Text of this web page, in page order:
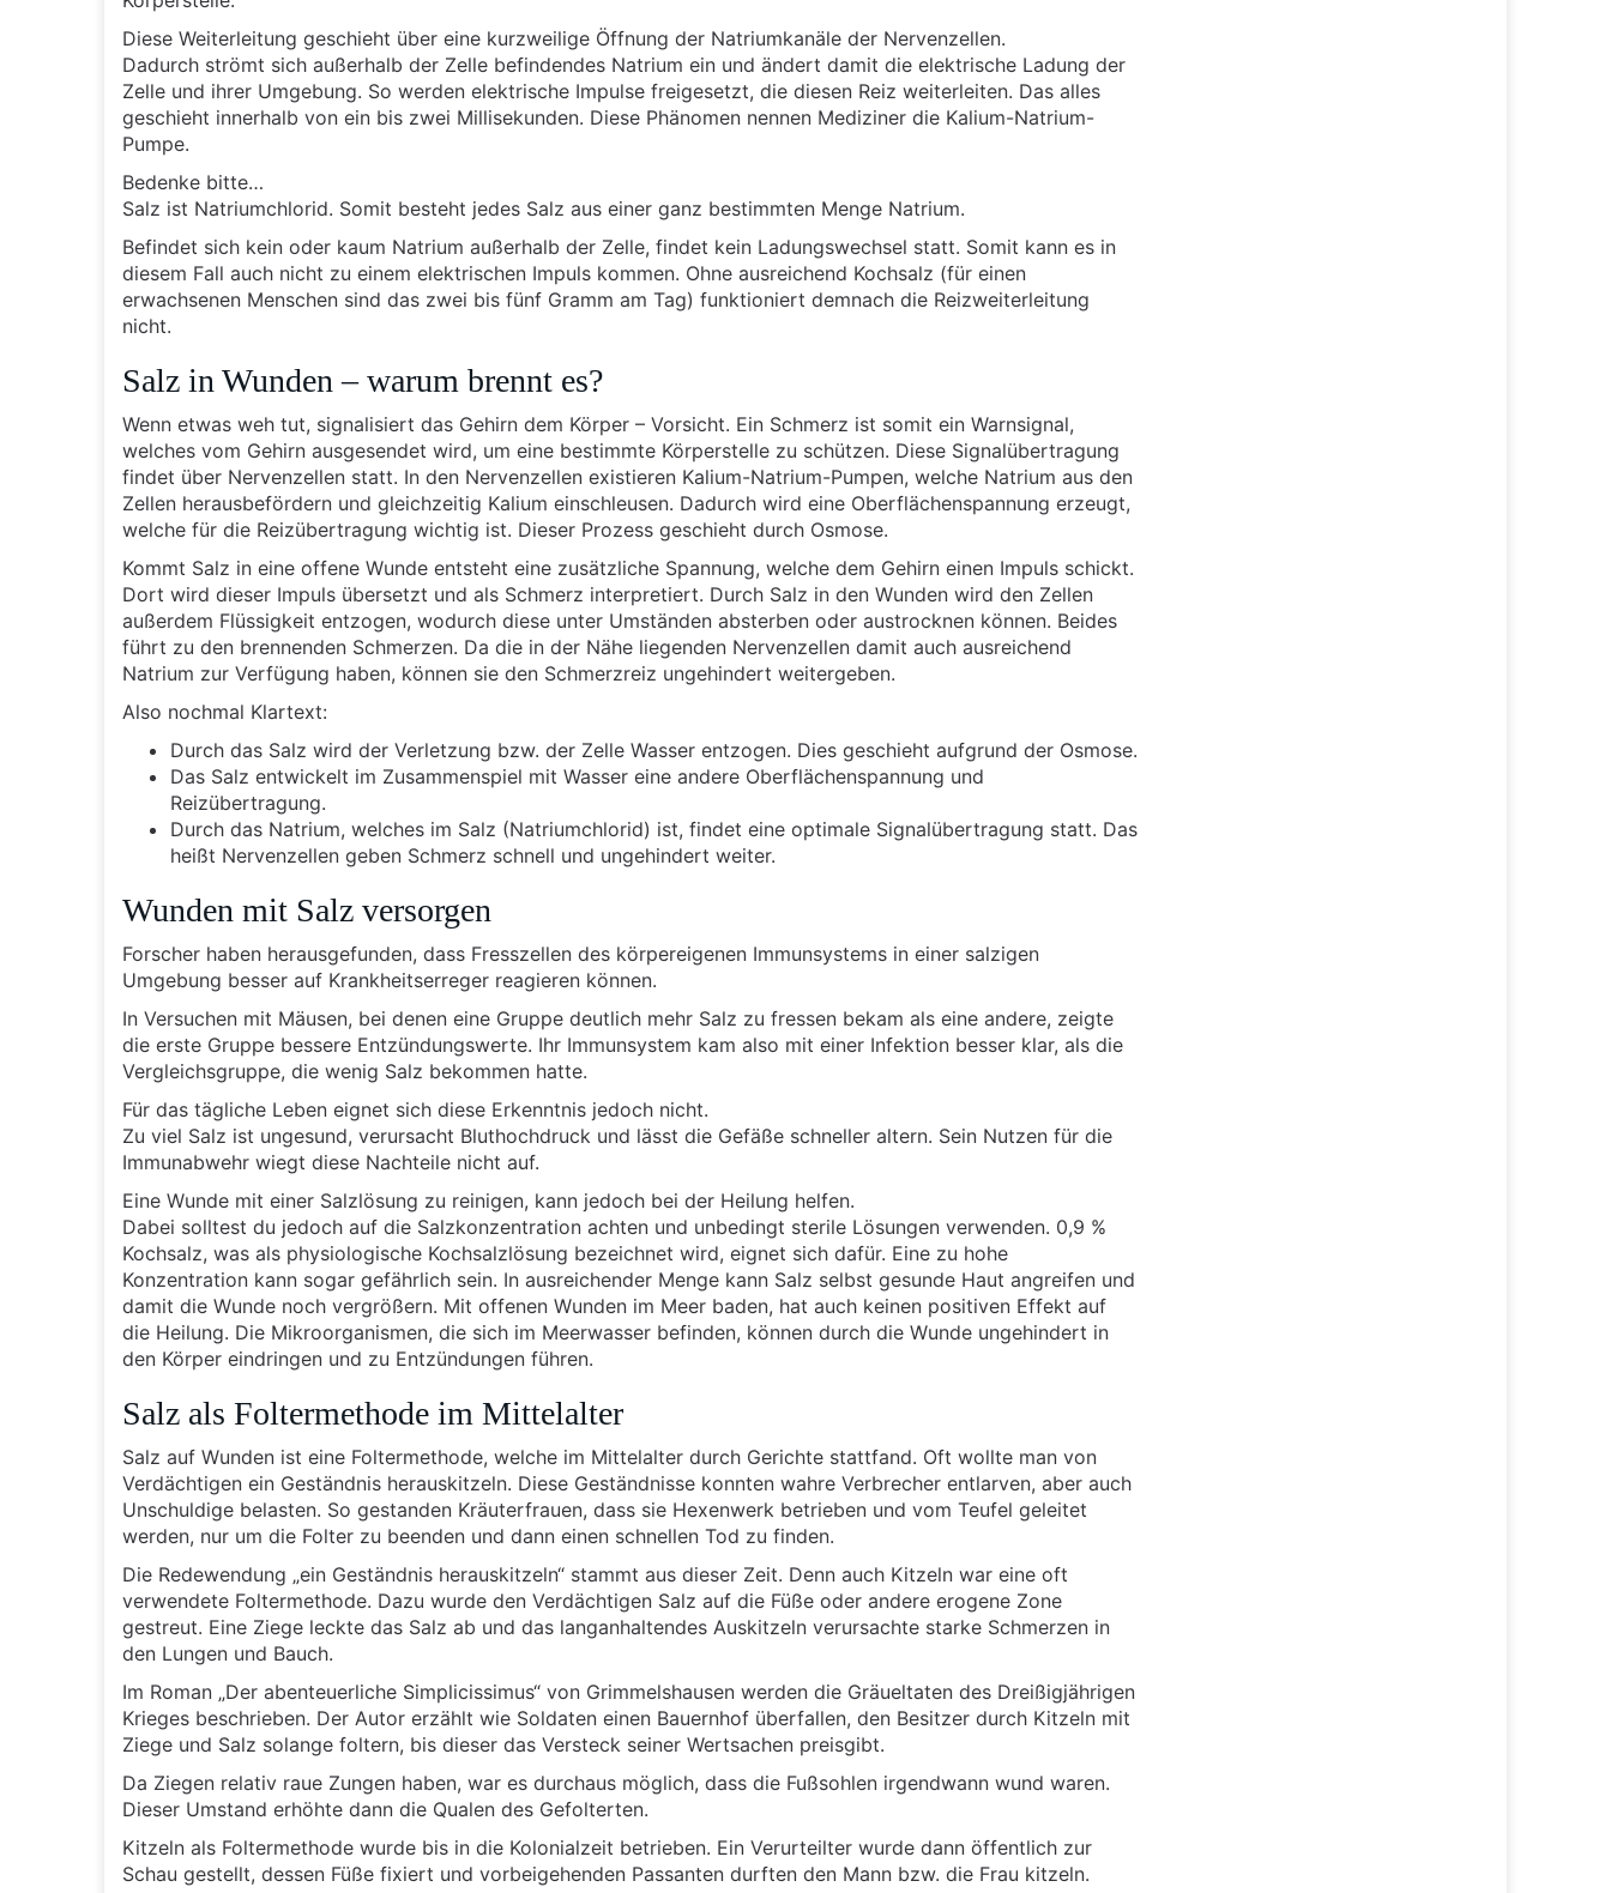
Diese Weiterleitung geschieht über eine kurzweilige Öffnung der Natriumkanäle der Nervenzellen.
Dadurch strömt sich außerhalb der Zelle befindendes Natrium ein und ändert damit die elektrische Ladung der
Zelle und ihrer Umgebung. So werden elektrische Impulse freigesetzt, die diesen Reiz weiterleiten. Das alles
geschieht innerhalb von ein bis zwei Millisekunden. Diese Phänomen nennen Mediziner die Kalium-Natrium-
Pumpe.
Bedenke bitte…
Salz ist Natriumchlorid. Somit besteht jedes Salz aus einer ganz bestimmten Menge Natrium.
Befindet sich kein oder kaum Natrium außerhalb der Zelle, findet kein Ladungswechsel statt. Somit kann es in
diesem Fall auch nicht zu einem elektrischen Impuls kommen. Ohne ausreichend Kochsalz (für einen
erwachsenen Menschen sind das zwei bis fünf Gramm am Tag) funktioniert demnach die Reizweiterleitung
nicht.
Salz in Wunden – warum brennt es?
Wenn etwas weh tut, signalisiert das Gehirn dem Körper – Vorsicht. Ein Schmerz ist somit ein Warnsignal,
welches vom Gehirn ausgesendet wird, um eine bestimmte Körperstelle zu schützen. Diese Signalübertragung
findet über Nervenzellen statt. In den Nervenzellen existieren Kalium-Natrium-Pumpen, welche Natrium aus den
Zellen herausbefördern und gleichzeitig Kalium einschleusen. Dadurch wird eine Oberflächenspannung erzeugt,
welche für die Reizübertragung wichtig ist. Dieser Prozess geschieht durch Osmose.
Kommt Salz in eine offene Wunde entsteht eine zusätzliche Spannung, welche dem Gehirn einen Impuls schickt.
Dort wird dieser Impuls übersetzt und als Schmerz interpretiert. Durch Salz in den Wunden wird den Zellen
außerdem Flüssigkeit entzogen, wodurch diese unter Umständen absterben oder austrocknen können. Beides
führt zu den brennenden Schmerzen. Da die in der Nähe liegenden Nervenzellen damit auch ausreichend
Natrium zur Verfügung haben, können sie den Schmerzreiz ungehindert weitergeben.
Also nochmal Klartext:
Durch das Salz wird der Verletzung bzw. der Zelle Wasser entzogen. Dies geschieht aufgrund der Osmose.
Das Salz entwickelt im Zusammenspiel mit Wasser eine andere Oberflächenspannung und
Reizübertragung.
Durch das Natrium, welches im Salz (Natriumchlorid) ist, findet eine optimale Signalübertragung statt. Das
heißt Nervenzellen geben Schmerz schnell und ungehindert weiter.
Wunden mit Salz versorgen
Forscher haben herausgefunden, dass Fresszellen des körpereigenen Immunsystems in einer salzigen
Umgebung besser auf Krankheitserreger reagieren können.
In Versuchen mit Mäusen, bei denen eine Gruppe deutlich mehr Salz zu fressen bekam als eine andere, zeigte
die erste Gruppe bessere Entzündungswerte. Ihr Immunsystem kam also mit einer Infektion besser klar, als die
Vergleichsgruppe, die wenig Salz bekommen hatte.
Für das tägliche Leben eignet sich diese Erkenntnis jedoch nicht.
Zu viel Salz ist ungesund, verursacht Bluthochdruck und lässt die Gefäße schneller altern. Sein Nutzen für die
Immunabwehr wiegt diese Nachteile nicht auf.
Eine Wunde mit einer Salzlösung zu reinigen, kann jedoch bei der Heilung helfen.
Dabei solltest du jedoch auf die Salzkonzentration achten und unbedingt sterile Lösungen verwenden. 0,9 %
Kochsalz, was als physiologische Kochsalzlösung bezeichnet wird, eignet sich dafür. Eine zu hohe
Konzentration kann sogar gefährlich sein. In ausreichender Menge kann Salz selbst gesunde Haut angreifen und
damit die Wunde noch vergrößern. Mit offenen Wunden im Meer baden, hat auch keinen positiven Effekt auf
die Heilung. Die Mikroorganismen, die sich im Meerwasser befinden, können durch die Wunde ungehindert in
den Körper eindringen und zu Entzündungen führen.
Salz als Foltermethode im Mittelalter
Salz auf Wunden ist eine Foltermethode, welche im Mittelalter durch Gerichte stattfand. Oft wollte man von
Verdächtigen ein Geständnis herauskitzeln. Diese Geständnisse konnten wahre Verbrecher entlarven, aber auch
Unschuldige belasten. So gestanden Kräuterfrauen, dass sie Hexenwerk betrieben und vom Teufel geleitet
werden, nur um die Folter zu beenden und dann einen schnellen Tod zu finden.
Die Redewendung „ein Geständnis herauskitzeln“ stammt aus dieser Zeit. Denn auch Kitzeln war eine oft
verwendete Foltermethode. Dazu wurde den Verdächtigen Salz auf die Füße oder andere erogene Zone
gestreut. Eine Ziege leckte das Salz ab und das langanhaltendes Auskitzeln verursachte starke Schmerzen in
den Lungen und Bauch.
Im Roman „Der abenteuerliche Simplicissimus“ von Grimmelshausen werden die Gräueltaten des Dreißigjährigen
Krieges beschrieben. Der Autor erzählt wie Soldaten einen Bauernhof überfallen, den Besitzer durch Kitzeln mit
Ziege und Salz solange foltern, bis dieser das Versteck seiner Wertsachen preisgibt.
Da Ziegen relativ raue Zungen haben, war es durchaus möglich, dass die Fußsohlen irgendwann wund waren.
Dieser Umstand erhöhte dann die Qualen des Gefolterten.
Kitzeln als Foltermethode wurde bis in die Kolonialzeit betrieben. Ein Verurteilter wurde dann öffentlich zur
Schau gestellt, dessen Füße fixiert und vorbeigehenden Passanten durften den Mann bzw. die Frau kitzeln.